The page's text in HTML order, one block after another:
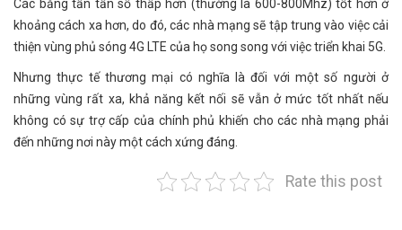
Các băng tần tần số thấp hơn (thường là 600-800Mhz) tốt hơn ở
khoảng cách xa hơn, do đó, các nhà mạng sẽ tập trung vào việc cải
thiện vùng phủ sóng 4G LTE của họ song song với việc triển khai 5G.
Nhưng thực tế thương mại có nghĩa là đối với một số người ở
những vùng rất xa, khả năng kết nối sẽ vẫn ở mức tốt nhất nếu
không có sự trợ cấp của chính phủ khiến cho các nhà mạng phải
đến những nơi này một cách xứng đáng.
Rate this post